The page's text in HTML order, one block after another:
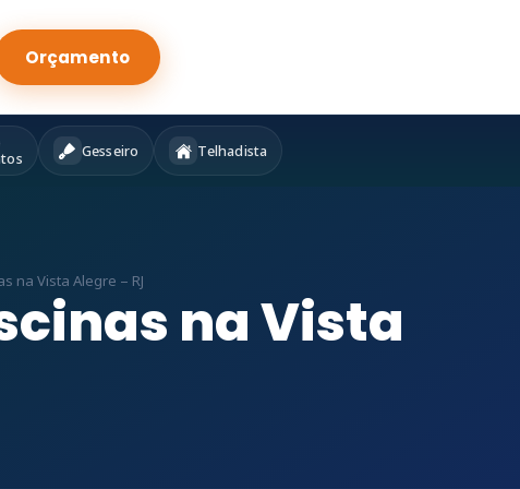
Orçamento
Gesseiro Telhadista
na Vista Alegre – RJ
na Vista